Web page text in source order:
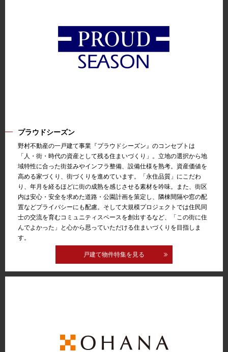
プラウドシーズン
野村不動産の一戸建て事業『プラウドシーズン』のコンセプトは
「人・街・時代の資産として残る住まいづくり」。立地の選択から地
域特性に合った街並みやインフラ整備、設備仕様を熟考。資産価値を
高める家づくり、街づくりを進めています。「永住品質」にこだわ
り、年月を経るほどに街の成熟を感じさせる素材を吟味。また、街区
内は安心・安全を求めた道路・公園計画を策定し、隣棟間隔や窓の配
置などプライバシーにも配慮。そして大規模プロジェクトでは住民同
士の交流を育むコミュニティスペースを創出するなど、「この街に住
んでよかった」と心から思っていただける住まいづくりを目指しま
す。
戸建て物件特集を見る